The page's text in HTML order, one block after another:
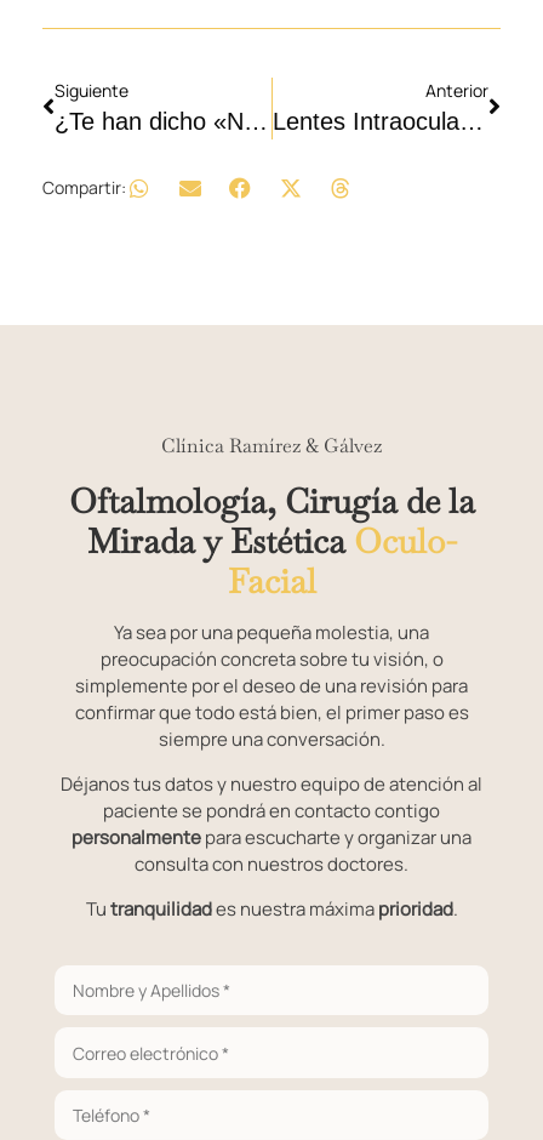
Siguiente
¿Te han dicho «NO» a la Cirugía Láser? Por qué no todos son candidatos ✨
Anterior
Lentes Intraoculares: La guía para entender las Lentes Monofocales, Trifocales y EDOF 👁️
Compartir:
Clínica Ramírez & Gálvez
Oftalmología, Cirugía de la
Mirada y EstéticaOculo-
Facial
Ya sea por una pequeña molestia, una
preocupación concreta sobre tu visión, o
simplemente por el deseo de una revisión para
confirmar que todo está bien, el primer paso es
siempre una conversación.
Déjanos tus datos y nuestro equipo de atención al
paciente se pondrá en contacto contigo
personalmentepara escucharte y organizar una
consulta con nuestros doctores.
Tutranquilidades nuestra máximaprioridad.